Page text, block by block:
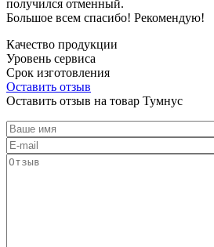
получился отменный.
Большое всем спасибо! Рекомендую!
Качество продукции
Уровень сервиса
Срок изготовления
Оставить отзыв
Оставить отзыв на товар Тумнус